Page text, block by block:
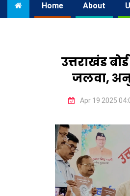
Home About
उत्तराखंड
जलवा,
Apr 19 2025